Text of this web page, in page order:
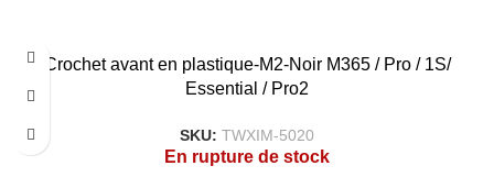
Crochet avant en plastique-M2-Noir M365 / Pro / 1S/
Essential / Pro2
SKU: TWXIM-5020
En rupture de stock